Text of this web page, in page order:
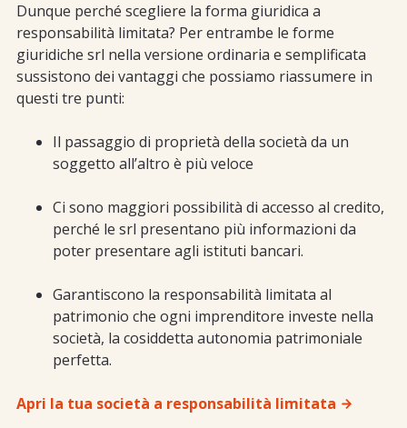
Dunque perché scegliere la forma giuridica a
responsabilità limitata? Per entrambe le forme
giuridiche srl nella versione ordinaria e semplificata
sussistono dei vantaggi che possiamo riassumere in
questi tre punti:
Il passaggio di proprietà della società da un
soggetto all’altro è più veloce
Ci sono maggiori possibilità di accesso al credito,
perché le srl presentano più informazioni da
poter presentare agli istituti bancari.
Garantiscono la responsabilità limitata al
patrimonio che ogni imprenditore investe nella
società, la cosiddetta autonomia patrimoniale
perfetta.
Apri la tua società a responsabilità limitata